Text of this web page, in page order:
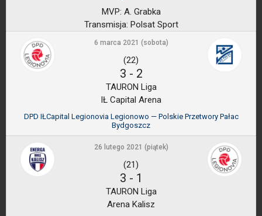
MVP: A. Grabka
Transmisja: Polsat Sport
6 marca 2021 (sobota)
(22)
3 - 2
TAURON Liga
IŁ Capital Arena
DPD IŁCapital Legionovia Legionowo — Polskie Przetwory Pałac
Bydgoszcz
26 lutego 2021 (piątek)
(21)
3 - 1
TAURON Liga
Arena Kalisz